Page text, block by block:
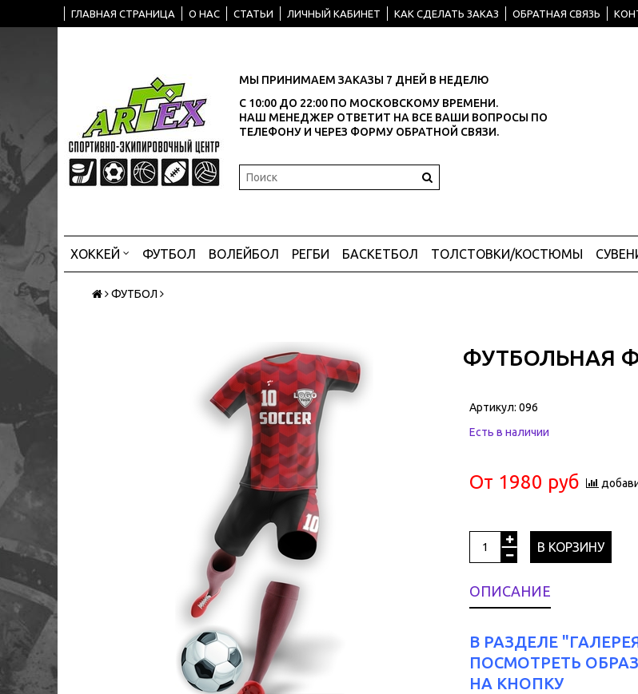
ГЛАВНАЯ СТРАНИЦА О НАС СТАТЬИ ЛИЧНЫЙ КАБИНЕТ КАК СДЕЛАТЬ ЗАКАЗ ОБРАТНАЯ СВЯЗЬ
МЫ ПРИНИМАЕМ ЗАКАЗЫ 7 ДНЕЙ В НЕДЕЛЮ
С 10:00 ДО 22:00 ПО МОСКОВСКОМУ ВРЕМЕНИ.
НАШ МЕНЕДЖЕР ОТВЕТИТ НА ВСЕ ВАШИ ВОПРОСЫ ПО
ТЕЛЕФОНУ И ЧЕРЕЗ ФОРМУ ОБРАТНОЙ СВЯЗИ.
ХОККЕЙ ФУТБОЛ ВОЛЕЙБОЛ РЕГБИ БАСКЕТБОЛ ТОЛСТОВКИ/КОСТЮМЫ
ФУТБОЛ
ФУТБОЛЬНАЯ
Артикул:096
Есть в наличии
От 1980 руб
В КОРЗИНУ
ОПИСАНИЕ
В РАЗДЕЛЕ
ПОСМОТРЕТЬ
НА КНОПКУ